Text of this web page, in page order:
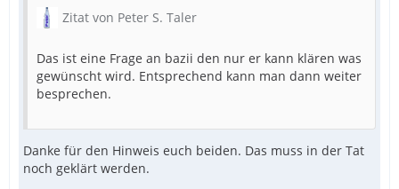
Zitat von Peter S. Taler
Das ist eine Frage an bazii den nur er kann klären was
gewünscht wird. Entsprechend kann man dann weiter
besprechen.
Danke für den Hinweis euch beiden. Das muss in der Tat
noch geklärt werden.